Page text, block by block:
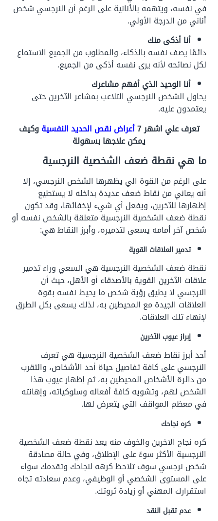
في نفسه، ويتهمه بالأنانية على الرغم أن النرجسي شخص
أناني من الدرجة الأولي.
أنا أذكى منك
دائمًا يصف نفسه بالذكاء، والمطلوب من الجميع الاستماع
لكل نصائحه لأنه يرى نفسه أذكى من الجميع.
أنا الوحيد الذي أفهم مشاعرك
يحاول الشخص النرجسي التلاعب بمشاعر الآخرين حتى
يعتمدون عليه.
تعرف علي اشهر 7 أعراض نقص الحديد النفسيةوكيف
يمكن علاجها بسهولة
ما هي نقطة ضعف الشخصية النرجسية
على الرغم من القوة الي يظهرها الشخص النرجسي، إلا
أنه يعاني من نقاط ضعف عديدة بداخله لا يستطيع
إظهارها للآخرين، ويفعل أي شيء لإخفائها، وقد تكون
نقطة ضعف الشخصية النرجسية متعلقة بالشخص نفسه أو
شخص آخر أمامه يسعى لتدميره، وأبرز النقاط هي:
تدمير العلاقات القوية
نقطة ضعف الشخصية النرجسية هي السعي وراء تدمير
علاقات الآخرين القوية بالأصدقاء أو الأهل، حيث أن
النرجسي لا يطيق رؤية شخص ما يحيط نفسه بقوة
العلاقات الجيدة مع المحيطين به، لذلك يسعى بكل الطرق
لإنهاء تلك العلاقات.
إبراز عيوب الآخرين
أحد أبرز نقاط ضعف الشخصية النرجسية هي تعرف
النرجسي على كافة تفاصيل حياة أحد الأشخاص، والتقرب
من دائرة الأشخاص المحيطين به، ثم إظهار عيوب هذا
الشخص لهم، وتشويه كافة أفعاله وسلوكياته، وإهانته
في معظم المواقف التي يتعرض لها.
كره نجاحك
كره نجاح الاخرين والخوف منه يعد نقطة ضعف الشخصية
النرجسية الأكثر سوءً على الإطلاق، وفي حالة مصادقة
شخص نرجسي سوف تلاحظ كرهه لنجاحك وتقدمك سواء
على المستوى الشخصي أو الوظيفي، وعدم سعادته تجاه
استقرارك المهني أو زيادة ثروتك.
عدم تقبل النقد